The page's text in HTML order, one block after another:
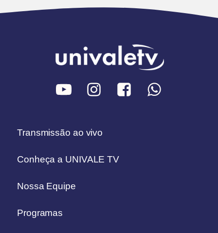
Transmissão ao vivo
Conheça a UNIVALE TV
Nossa Equipe
Programas